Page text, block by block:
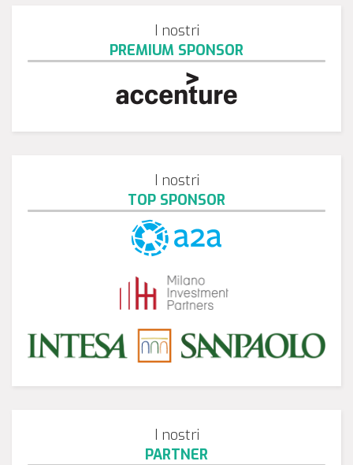
I nostri
PREMIUM SPONSOR
I nostri
TOP SPONSOR
I nostri
PARTNER